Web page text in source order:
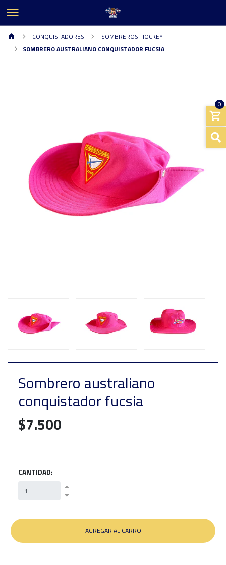
0
CONQUISTADORES
SOMBREROS- JOCKEY
SOMBRERO AUSTRALIANO CONQUISTADOR FUCSIA
Previous
Sombrero australiano
conquistador fucsia
$7.500
CANTIDAD: